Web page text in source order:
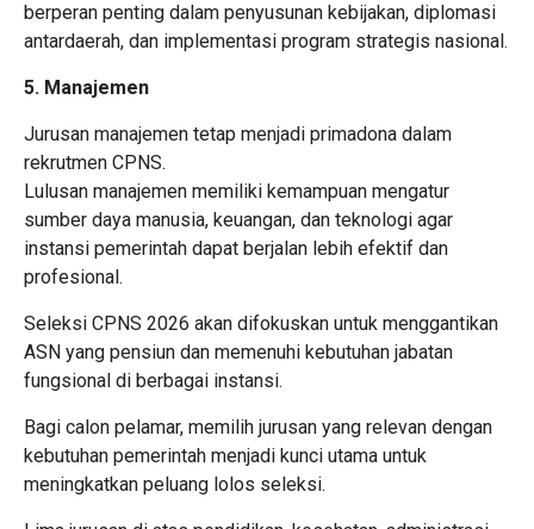
berperan penting dalam penyusunan kebijakan, diplomasi
antardaerah, dan implementasi program strategis nasional.
5. Manajemen
Jurusan manajemen tetap menjadi primadona dalam
rekrutmen CPNS.
Lulusan manajemen memiliki kemampuan mengatur
sumber daya manusia, keuangan, dan teknologi agar
instansi pemerintah dapat berjalan lebih efektif dan
profesional.
Seleksi CPNS 2026 akan difokuskan untuk menggantikan
ASN yang pensiun dan memenuhi kebutuhan jabatan
fungsional di berbagai instansi.
Bagi calon pelamar, memilih jurusan yang relevan dengan
kebutuhan pemerintah menjadi kunci utama untuk
meningkatkan peluang lolos seleksi.